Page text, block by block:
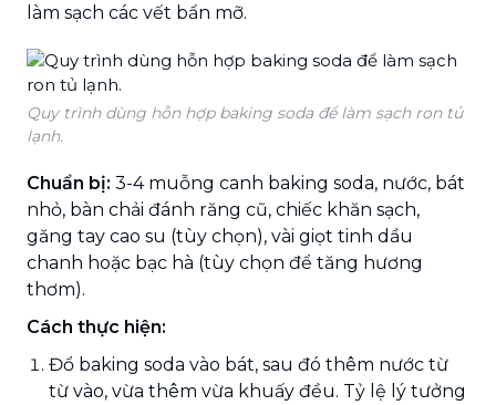
làm sạch các vết bẩn mỡ.
Quy trình dùng hỗn hợp baking soda để làm sạch ron tủ
lạnh.
Chuẩn bị: 3-4 muỗng canh baking soda, nước, bát
nhỏ, bàn chải đánh răng cũ, chiếc khăn sạch,
găng tay cao su (tùy chọn), vài giọt tinh dầu
chanh hoặc bạc hà (tùy chọn để tăng hương
thơm).
Cách thực hiện:
Đổ baking soda vào bát, sau đó thêm nước từ
từ vào, vừa thêm vừa khuấy đều. Tỷ lệ lý tưởng